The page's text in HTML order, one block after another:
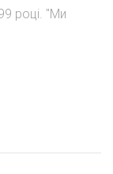
році. "Ми